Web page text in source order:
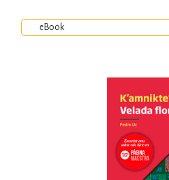
eBook